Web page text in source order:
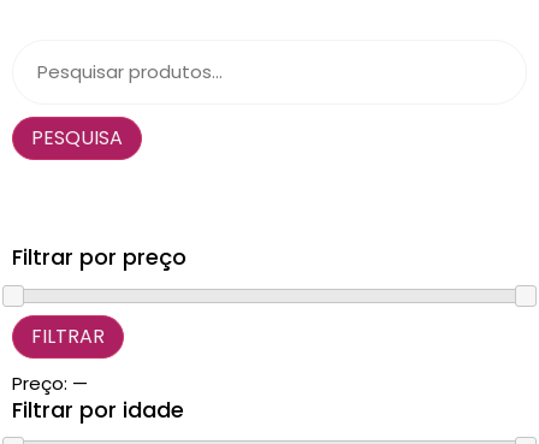
Material de Intervenção
PESQUISA
Filtrar por preço
FILTRAR
Preço: —
Filtrar por idade